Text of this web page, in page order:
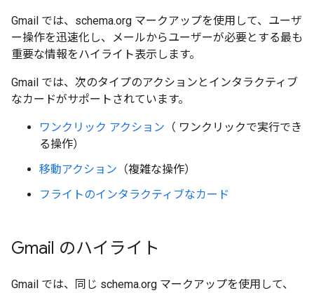
Gmail では、schema.org マークアップを使用して、ユーザ
ー操作を迅速化し、メールからユーザーが必要とする最も
重要な情報をハイライト表示します。
Gmail では、次のタイプのアクションとインタラクティブ
なカードがサポートされています。
ワンクリック アクション （ ワンクリックで実行でき
る操作）
移動アクション （複雑な操作）
フライトのインタラクティブなカード
Gmail のハイライト
Gmail では、同じ schema.org マークアップを使用して、